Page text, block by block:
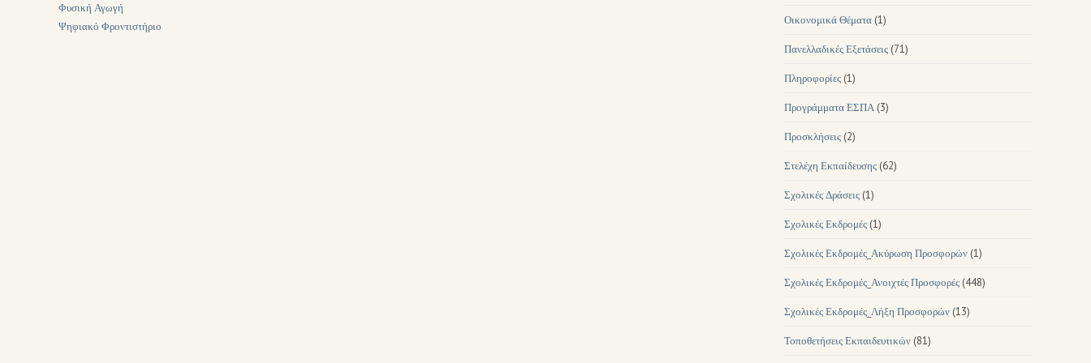
Φυσική Αγωγή
Ψηφιακό Φροντιστήριο
Οικονομικά Θέματα (1)
Πανελλαδικές Εξετάσεις (71)
Πληροφορίες (1)
Προγράμματα ΕΣΠΑ (3)
Προσκλήσεις (2)
Στελέχη Εκπαίδευσης (62)
Σχολικές Δράσεις (1)
Σχολικές Εκδρομές (1)
Σχολικές Εκδρομές_Ακύρωση Προσφορών (1)
Σχολικές Εκδρομές_Ανοιχτές Προσφορές (448)
Σχολικές Εκδρομές_Λήξη Προσφορών (13)
Τοποθετήσεις Εκπαιδευτικών (81)